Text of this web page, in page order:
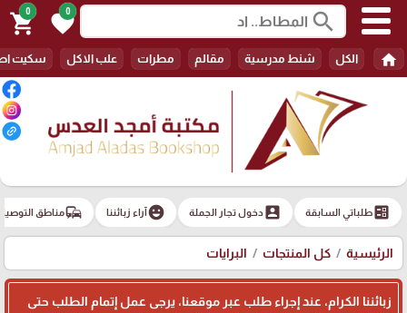
search
0
favorite
0
shopping_cart
home الكل شنط مدرسية مقالم مطرات علب الاكل سكيت
ballotطلباتي السابقة account_boxدخول تجار الجملة emoji_emotionsآراء زبائننا commuteمناطق
الرئيسية كل المنتجات البرايات
زبائننا الكرام، عند إجراء طلب عبر موقعنا، يرجى عمل إتمام الطلب حتى